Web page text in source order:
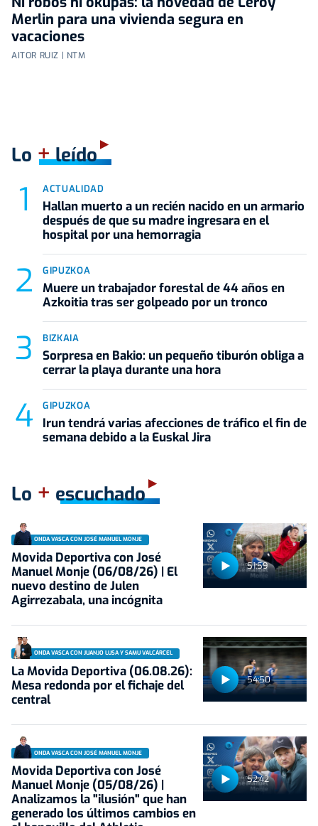
Merlin para una vivienda segura en
vacaciones
AITOR RUIZ | NTM
Lo +leído
ACTUALIDAD
Hallan muerto a un recién nacido en un armario
después de que su madre ingresara en el
hospital por una hemorragia
GIPUZKOA
Muere un trabajador forestal de 44 años en
Azkoitia tras ser golpeado por un tronco
BIZKAIA
Sorpresa en Bakio: un pequeño tiburón obliga a
cerrar la playa durante una hora
GIPUZKOA
Irun tendrá varias afecciones de tráfico el fin de
semana debido a la Euskal Jira
Lo + escuchado
51:59
ONDA VASCA CON JOSÉ MANUEL MONJE
Movida Deportiva con José
Manuel Monje (06/08/26) | El
nuevo destino de Julen
Agirrezabala, una incógnita
54:50
ONDA VASCA CON JUANJO LUSA Y SAMU VALCÁRCEL
La Movida Deportiva (06.08.26):
Mesa redonda por el fichaje del
central
52:42
ONDA VASCA CON JOSÉ MANUEL MONJE
Movida Deportiva con José
Manuel Monje (05/08/26) |
Analizamos la "ilusión" que han
generado los últimos cambios en